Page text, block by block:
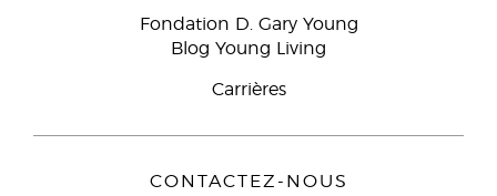
Fondation D. Gary Young
Blog Young Living
Carrières
CONTACTEZ-NOUS